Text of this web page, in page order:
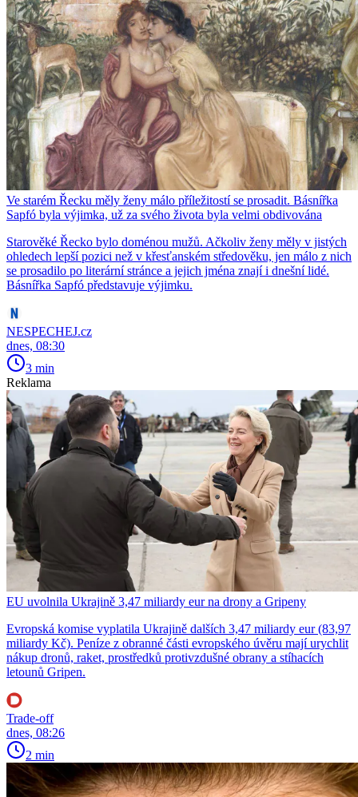
Ve starém Řecku měly ženy málo příležitostí se prosadit. Básnířka
Sapfó byla výjimka, už za svého života byla velmi obdivována
Starověké Řecko bylo doménou mužů. Ačkoliv ženy měly v jistých
ohledech lepší pozici než v křesťanském středověku, jen málo z nich
se prosadilo po literární stránce a jejich jména znají i dnešní lidé.
Básnířka Sapfó představuje výjimku.
NESPECHEJ.cz
dnes, 08:30
3 min
Reklama
EU uvolnila Ukrajině 3,47 miliardy eur na drony a Gripeny
Evropská komise vyplatila Ukrajině dalších 3,47 miliardy eur (83,97
miliardy Kč). Peníze z obranné části evropského úvěru mají urychlit
nákup dronů, raket, prostředků protivzdušné obrany a stíhacích
letounů Gripen.
Trade-off
dnes, 08:26
2 min